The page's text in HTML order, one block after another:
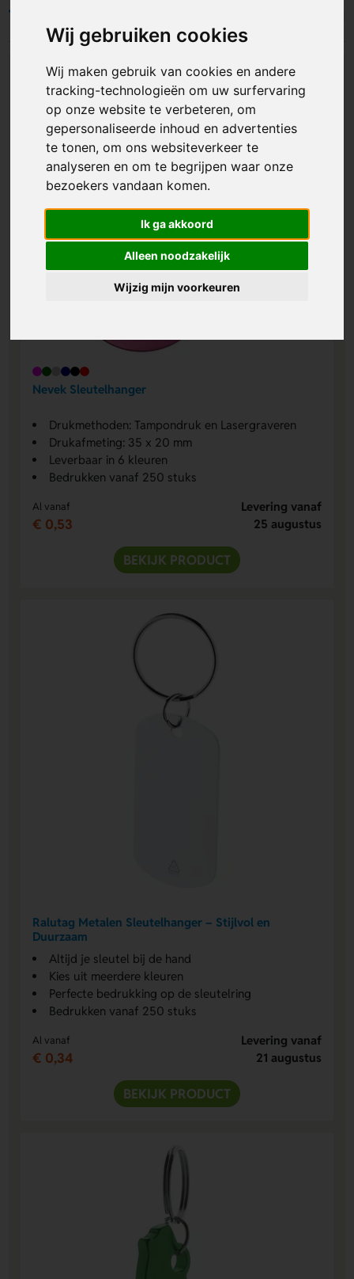
Wij gebruiken cookies
Wij maken gebruik van cookies en andere
tracking-technologieën om uw surfervaring
op onze website te verbeteren, om
gepersonaliseerde inhoud en advertenties
te tonen, om ons websiteverkeer te
analyseren en om te begrijpen waar onze
bezoekers vandaan komen.
Ik ga akkoord
Alleen noodzakelijk
Wijzig mijn voorkeuren
Nevek Sleutelhanger
Drukmethoden: Tampondruk en Lasergraveren
Drukafmeting: 35 x 20 mm
Leverbaar in 6 kleuren
Bedrukken vanaf 250 stuks
Al vanaf
€ 0,53
Levering vanaf
25 augustus
BEKIJK PRODUCT
Ralutag Metalen Sleutelhanger – Stijlvol en
Duurzaam
Altijd je sleutel bij de hand
Kies uit meerdere kleuren
Perfecte bedrukking op de sleutelring
Bedrukken vanaf 250 stuks
Al vanaf
€ 0,34
Levering vanaf
21 augustus
BEKIJK PRODUCT